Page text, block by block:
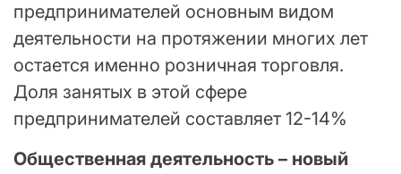
предпринимателей основным видом
деятельности на протяжении многих лет
остается именно розничная торговля.
Доля занятых в этой сфере
предпринимателей составляет 12-14%
Общественная деятельность – новый